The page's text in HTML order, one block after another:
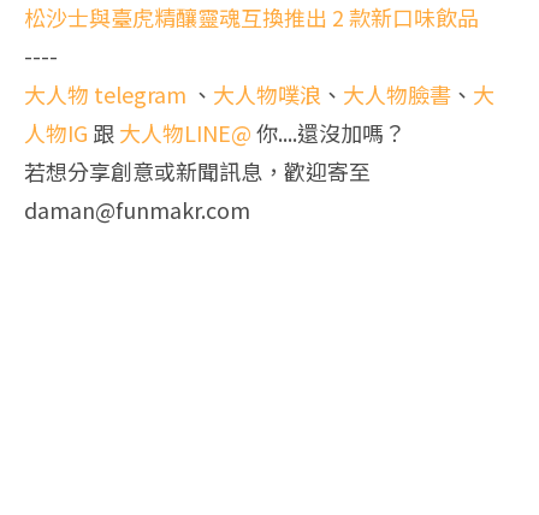
松沙士與臺虎精釀靈魂互換推出 2 款新口味飲品
----
大人物 telegram 、 大人物噗浪 、 大人物臉書 、 大
人物IG 跟大人物LINE@你....還沒加嗎？
若想分享創意或新聞訊息，歡迎寄至
daman@funmakr.com